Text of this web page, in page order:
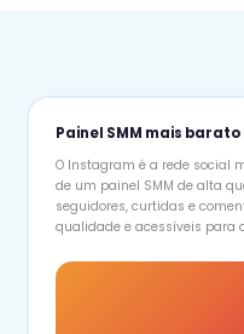
Painel SMM mais
O Instagram é a rede social
de um painel SMM de alta
seguidores, curtidas e
qualidade e acessíveis para